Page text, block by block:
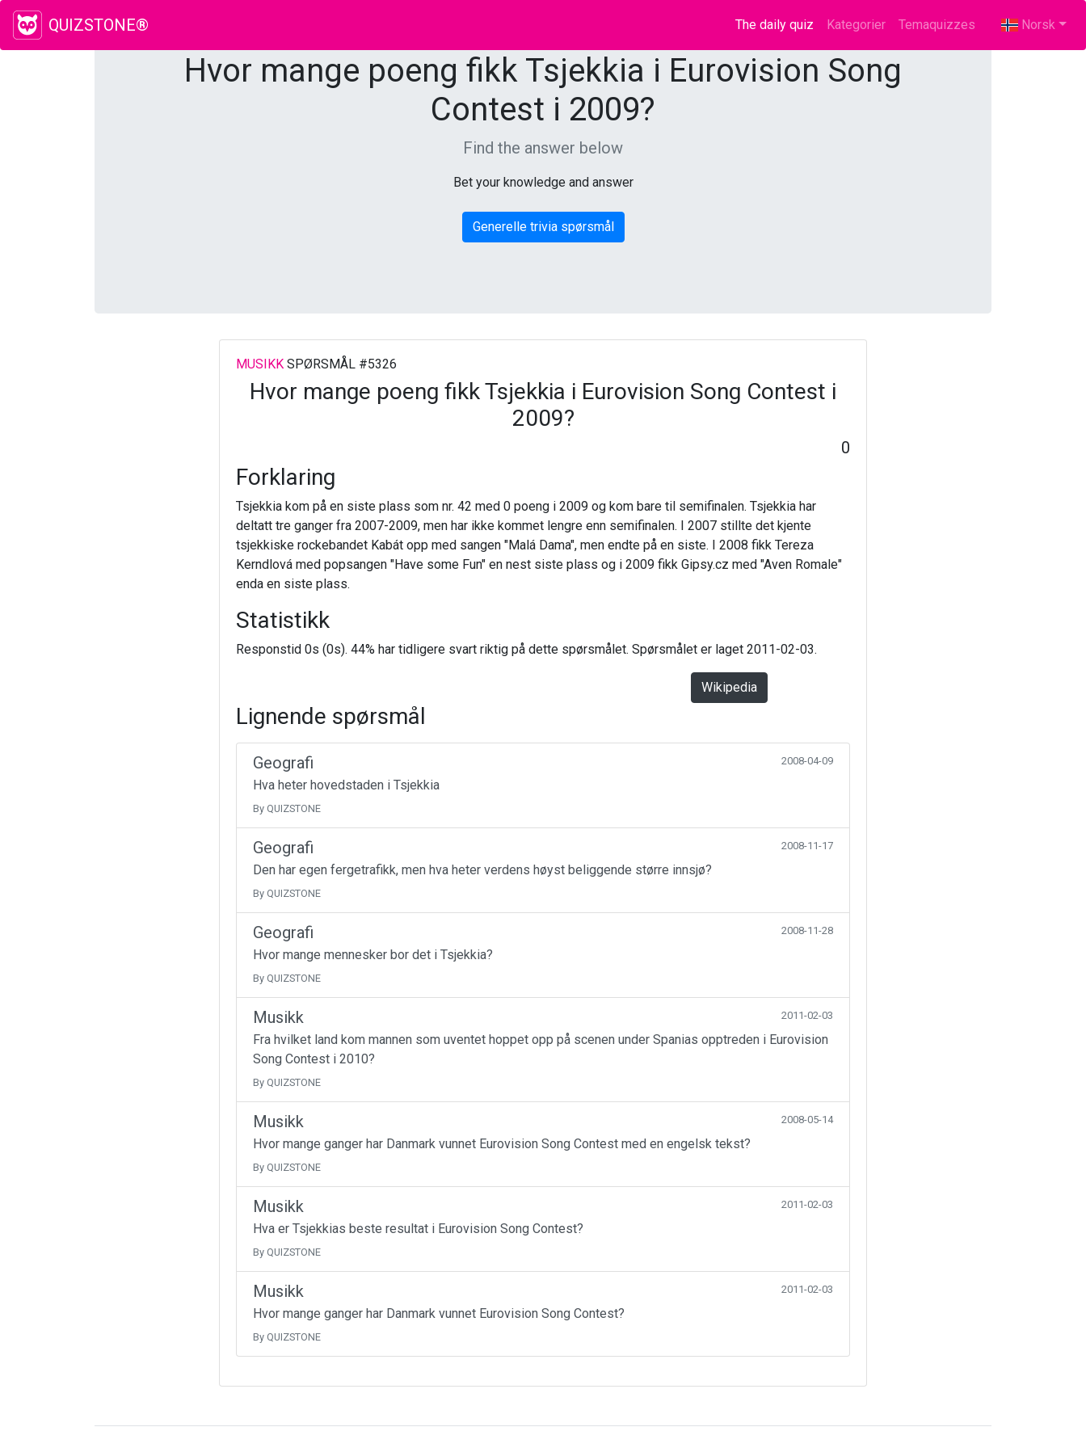
QUIZSTONE® The daily quiz (current)
Kategorier Temaquizzes Norsk
Hvor mange poeng fikk Tsjekkia i Eurovision Song
Contest i 2009?
Find the answer below
Bet your knowledge and answer
Generelle trivia spørsmål
MUSIKKSPØRSMÅL #5326
Hvor mange poeng fikk Tsjekkia i Eurovision Song Contest i
2009?
0
Forklaring
Tsjekkia kom på en siste plass som nr. 42 med 0 poeng i 2009 og kom bare til semifinalen. Tsjekkia har
deltatt tre ganger fra 2007-2009, men har ikke kommet lengre enn semifinalen. I 2007 stillte det kjente
tsjekkiske rockebandet Kabát opp med sangen "Malá Dama", men endte på en siste. I 2008 fikk Tereza
Kerndlová med popsangen "Have some Fun" en nest siste plass og i 2009 fikk Gipsy.cz med "Aven Romale"
enda en siste plass.
Statistikk
Responstid 0s (0s). 44% har tidligere svart riktig på dette spørsmålet. Spørsmålet er laget 2011-02-03.
Wikipedia
Lignende spørsmål
Geografi 2008-04-09
Hva heter hovedstaden i Tsjekkia
By QUIZSTONE
Geografi 2008-11-17
Den har egen fergetrafikk, men hva heter verdens høyst beliggende større innsjø?
By QUIZSTONE
Geografi 2008-11-28
Hvor mange mennesker bor det i Tsjekkia?
By QUIZSTONE
Musikk 2011-02-03
Fra hvilket land kom mannen som uventet hoppet opp på scenen under Spanias opptreden i Eurovision
Song Contest i 2010?
By QUIZSTONE
Musikk 2008-05-14
Hvor mange ganger har Danmark vunnet Eurovision Song Contest med en engelsk tekst?
By QUIZSTONE
Musikk 2011-02-03
Hva er Tsjekkias beste resultat i Eurovision Song Contest?
By QUIZSTONE
Musikk 2011-02-03
Hvor mange ganger har Danmark vunnet Eurovision Song Contest?
By QUIZSTONE